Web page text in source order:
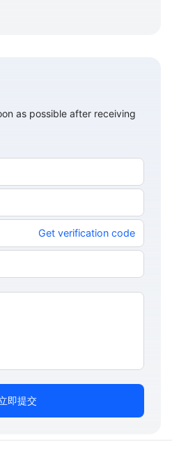
as possible after receiving
Get verification code
即提交